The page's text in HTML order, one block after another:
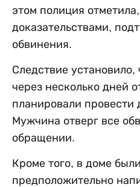
этом полиция
доказательствами,
обвинения.
Следствие
через несколько дней
планировали провести
Мужчина отверг все
обращении.
Кроме того, в доме
предположительно